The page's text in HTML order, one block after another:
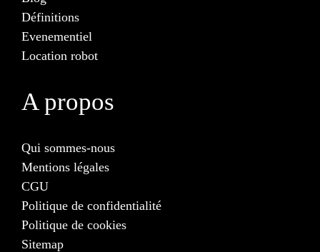
Définitions
Evenementiel
Location robot
A propos
Qui sommes-nous
Mentions légales
CGU
Politique de confidentialité
Politique de cookies
Sitemap